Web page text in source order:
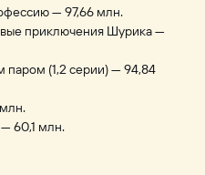
— 97,66 млн.
приключения Шурика —
паром (1,2 серии) — 94,84
60,1 млн.